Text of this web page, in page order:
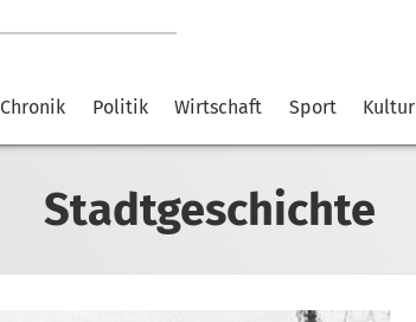
Chronik Politik Wirtschaft Sport Kultur
Stadtgeschichte